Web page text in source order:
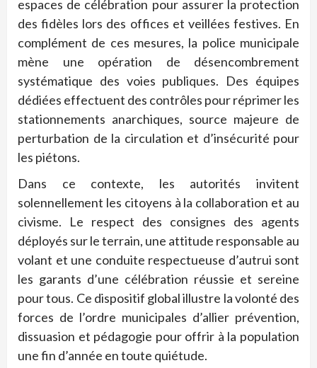
espaces de célébration pour assurer la protection
des fidèles lors des offices et veillées festives. En
complément de ces mesures, la police municipale
mène une opération de désencombrement
systématique des voies publiques. Des équipes
dédiées effectuent des contrôles pour réprimer les
stationnements anarchiques, source majeure de
perturbation de la circulation et d’insécurité pour
les piétons.
Dans ce contexte, les autorités invitent
solennellement les citoyens à la collaboration et au
civisme. Le respect des consignes des agents
déployés sur le terrain, une attitude responsable au
volant et une conduite respectueuse d’autrui sont
les garants d’une célébration réussie et sereine
pour tous. Ce dispositif global illustre la volonté des
forces de l’ordre municipales d’allier prévention,
dissuasion et pédagogie pour offrir à la population
une fin d’année en toute quiétude.